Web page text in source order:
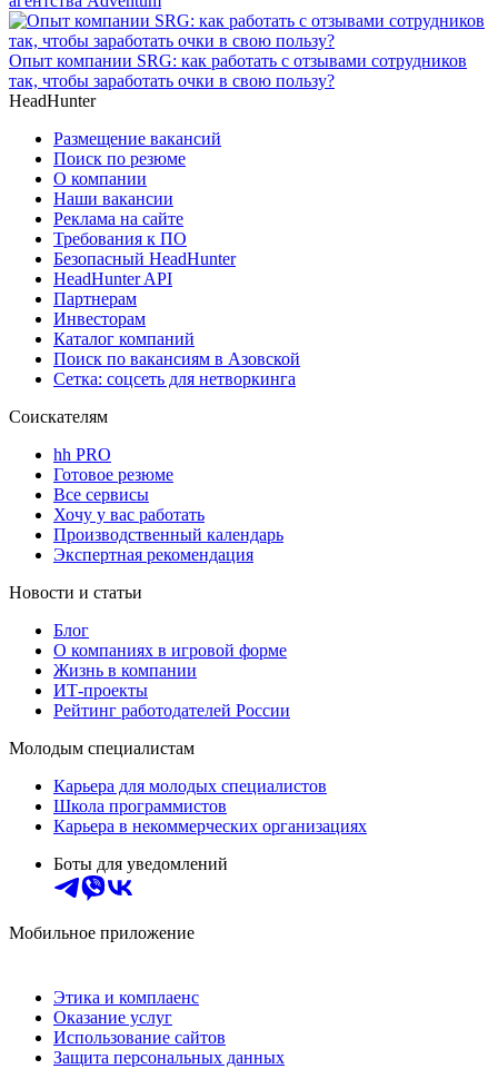
Опыт компании SRG: как работать с отзывами сотрудников
так, чтобы заработать очки в свою пользу?
HeadHunter
Размещение вакансий
Поиск по резюме
О компании
Наши вакансии
Реклама на сайте
Требования к ПО
Безопасный HeadHunter
HeadHunter API
Партнерам
Инвесторам
Каталог компаний
Поиск по вакансиям в Азовской
Сетка: соцсеть для нетворкинга
Соискателям
hh PRO
Готовое резюме
Все сервисы
Хочу у вас работать
Производственный календарь
Экспертная рекомендация
Новости и статьи
Блог
О компаниях в игровой форме
Жизнь в компании
ИТ-проекты
Рейтинг работодателей России
Молодым специалистам
Карьера для молодых специалистов
Школа программистов
Карьера в некоммерческих организациях
Боты для уведомлений
Мобильное приложение
Этика и комплаенс
Оказание услуг
Использование сайтов
Защита персональных данных